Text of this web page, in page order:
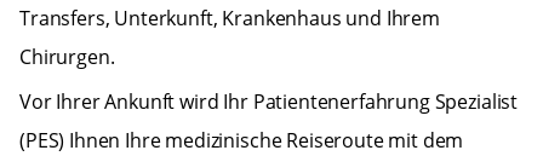
Transfers, Unterkunft, Krankenhaus und Ihrem
Chirurgen.
Vor Ihrer Ankunft wird Ihr Patientenerfahrung Spezialist
(PES) Ihnen Ihre medizinische Reiseroute mit dem